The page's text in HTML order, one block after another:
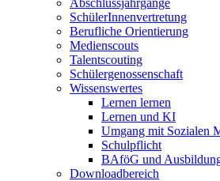
Abschlussjahrgänge
SchülerInnenvertretung
Berufliche Orientierung
Medienscouts
Talentscouting
Schüler­genossen­schaft
Wissenswertes
Lernen lernen
Lernen und KI
Umgang mit Sozialen
Schulpflicht
BAföG und
Downloadbereich